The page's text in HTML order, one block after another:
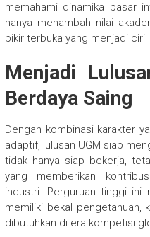
memahami dinamika pasar
hanya menambah nilai
pikir terbuka yang menjadi ciri
Menjadi
Berdaya Saing
Dengan kombinasi karakter
adaptif, lulusan UGM siap
tidak hanya siap bekerja,
yang memberikan
industri. Perguruan tinggi ini
memiliki bekal pengetahuan,
dibutuhkan di era kompetisi